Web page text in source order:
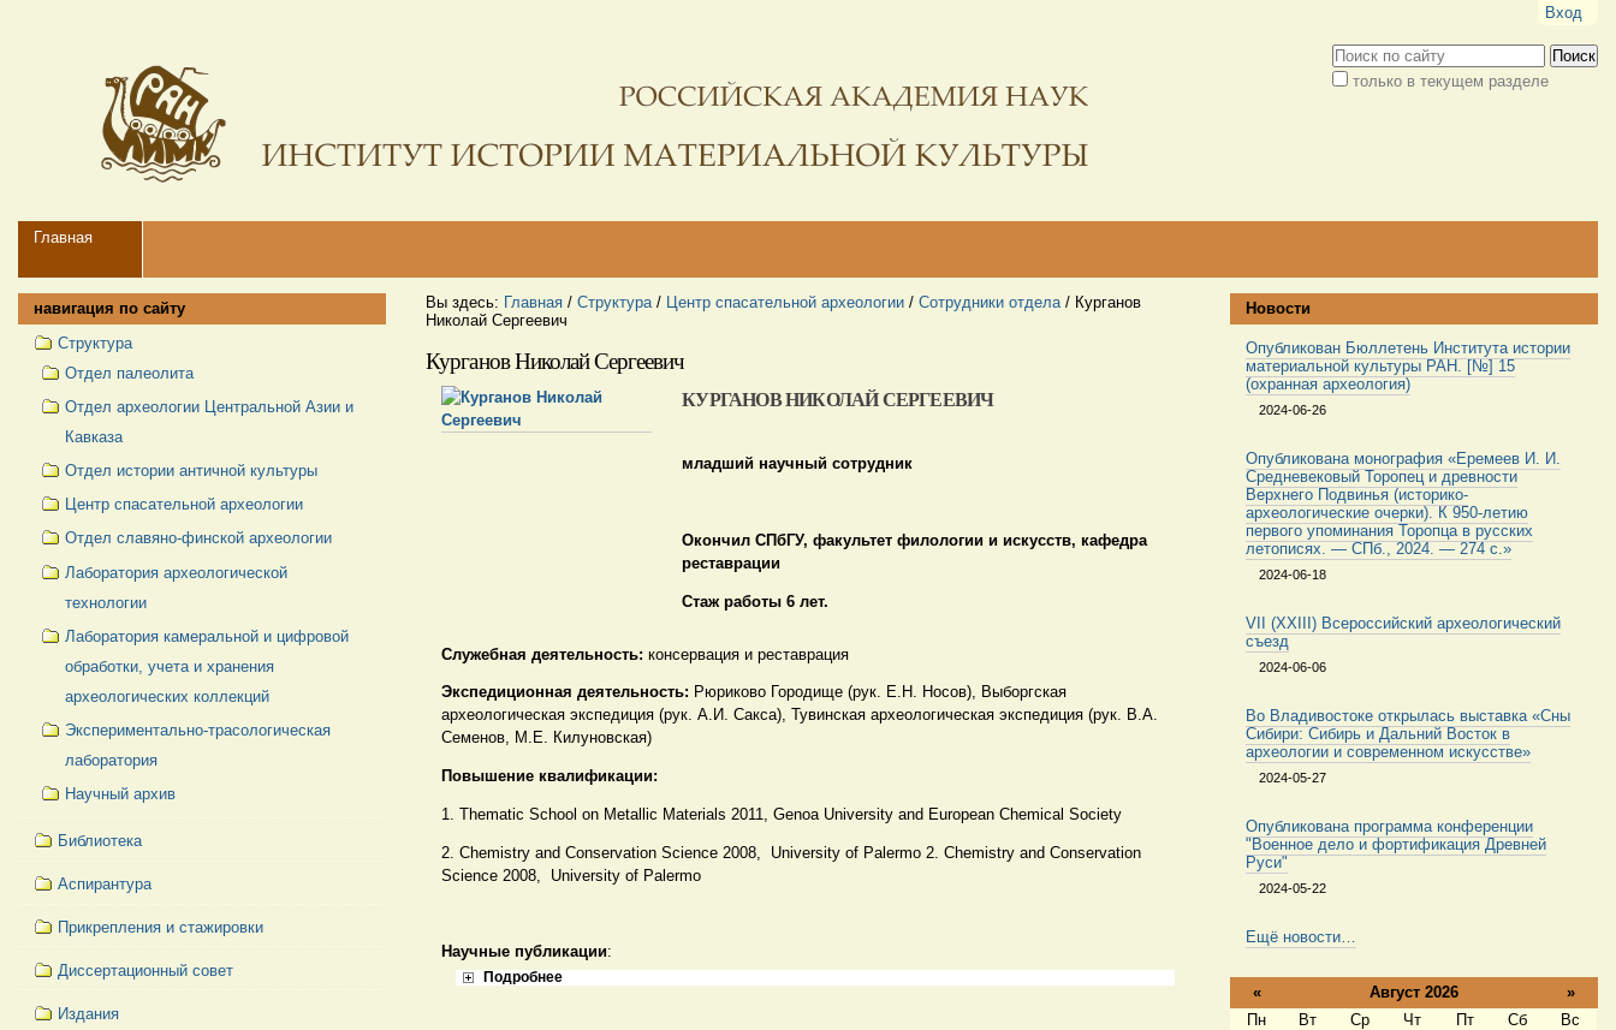
навигации
Вход
Поиск
только в текущем разделе
Navigation
Главная
Вы здесь: Главная /Структура / Центр спасательной археологии /Сотрудники отдела / Курганов
Николай Сергеевич
Курганов Николай Сергеевич
КУРГАНОВ НИКОЛАЙ СЕРГЕЕВИЧ
младший научный сотрудник
Окончил СПбГУ, факультет филологии и искусств, кафедра
реставрации
Стаж работы 6 лет.
Служебная деятельность:консервация и реставрация
Экспедиционная деятельность: Рюриково Городище (рук. Е.Н. Носов), Выборгская
археологическая экспедиция (рук. А.И. Сакса), Тувинская археологическая экспедиция (рук. В.А.
Семенов, М.Е. Килуновская)
Повышение квалификации:
1. Thematic School on Metallic Materials 2011, Genoa University and European Chemical Society
2. Chemistry and Conservation Science 2008, University of Palermo 2. Chemistry and Conservation
Science 2008, University of Palermo
Научные публикации:
Подробнее
навигация по сайту
Структура
Отдел палеолита
Отдел археологии Центральной Азии и
Кавказа
Отдел истории античной культуры
Центр спасательной археологии
Отдел славяно-финской археологии
Лаборатория археологической
технологии
Лаборатория камеральной и цифровой
обработки, учета и хранения
археологических коллекций
Экспериментально-трасологическая
лаборатория
Научный архив
Библиотека
Аспирантура
Прикрепления и стажировки
Диссертационный совет
Издания
Новости
Опубликован Бюллетень Института истории
материальной культуры РАН. [№] 15
(охранная археология)
2024-06-26
Опубликована монография «Еремеев И. И.
Средневековый Торопец и древности
Верхнего Подвинья (историко-
археологические очерки). К 950-летию
первого упоминания Торопца в русских
летописях. — СПб., 2024. — 274 с.»
2024-06-18
VII (XXIII) Всероссийский археологический
съезд
2024-06-06
Во Владивостоке открылась выставка «Сны
Сибири: Сибирь и Дальний Восток в
археологии и современном искусстве»
2024-05-27
Опубликована программа конференции
"Военное дело и фортификация Древней
Руси"
2024-05-22
Ещё новости…
« Август 2026 »
Пн Вт Ср Чт Пт Сб
Вс